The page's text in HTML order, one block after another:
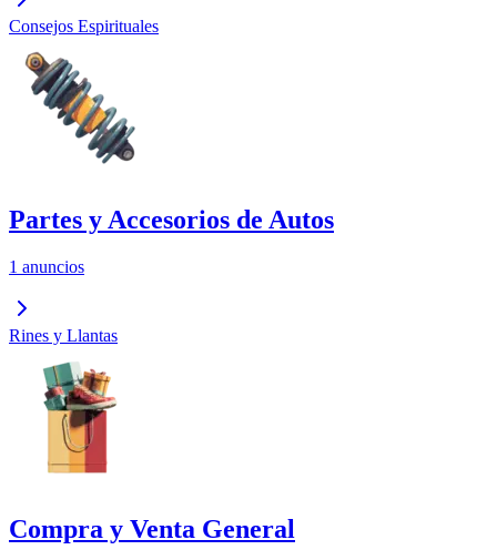
Consejos Espirituales
Partes y Accesorios de Autos
1 anuncios
Rines y Llantas
Compra y Venta General